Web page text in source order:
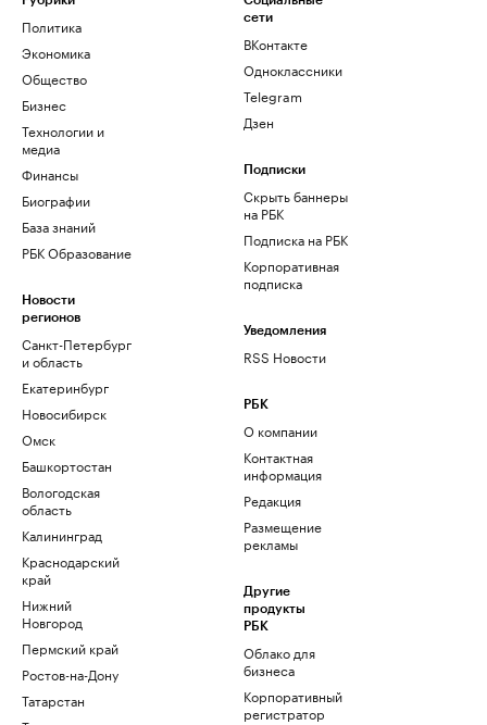
Политика
Экономика
Общество
Бизнес
Технологии и
медиа
Финансы
Биографии
База знаний
РБК Образование
Новости
регионов
Санкт-Петербург
и область
Екатеринбург
Новосибирск
Омск
Башкортостан
Вологодская
область
Калининград
Краснодарский
край
Нижний
Новгород
Пермский край
Ростов-на-Дону
Татарстан
сети
ВКонтакте
Одноклассники
Telegram
Дзен
Подписки
Скрыть баннеры
на РБК
Подписка на РБК
Корпоративная
подписка
Уведомления
RSS Новости
РБК
О компании
Контактная
информация
Редакция
Размещение
рекламы
Другие
продукты
РБК
Облако для
бизнеса
Корпоративный
регистратор